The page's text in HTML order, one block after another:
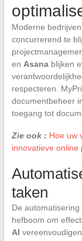
Moderne
concurrerend te
en Asanablijken
respecteren.
documentbeheer
toegang tot
Zie ook : Hoe uw
innovatieve online
taken
De
hefboom om
AI